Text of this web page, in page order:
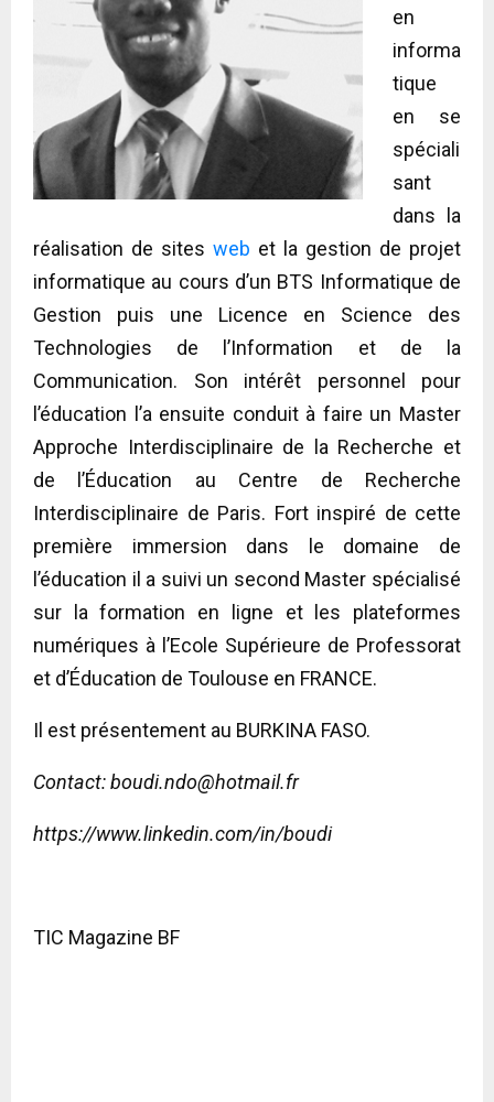
en
informa
tique
en se
spéciali
sant
dans la
réalisation de sites web et la gestion de projet
informatique au cours d’un BTS Informatique de
Gestion puis une Licence en Science des
Technologies de l’Information et de la
Communication. Son intérêt personnel pour
l’éducation l’a ensuite conduit à faire un Master
Approche Interdisciplinaire de la Recherche et
de l’Éducation au Centre de Recherche
Interdisciplinaire de Paris. Fort inspiré de cette
première immersion dans le domaine de
l’éducation il a suivi un second Master spécialisé
sur la formation en ligne et les plateformes
numériques à l’Ecole Supérieure de Professorat
et d’Éducation de Toulouse en FRANCE.
Il est présentement au BURKINA FASO.
Contact:boudi.ndo@hotmail.fr
https://www.linkedin.com/in/boudi
TIC Magazine BF